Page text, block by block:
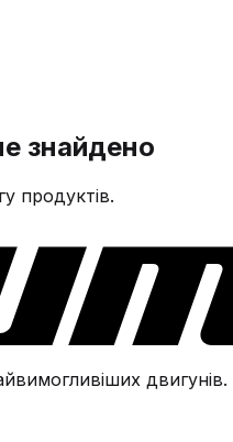
знайдено
продуктів.